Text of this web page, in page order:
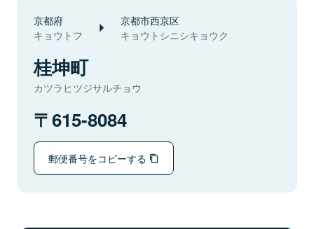
京都府
キョウトフ
京都市西京区
キョウトシニシキョウク
桂坤町
カツラヒツジサルチョウ
615-8084
郵便番号をコピーする